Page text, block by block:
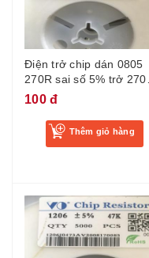
Điện trở chip dán 0805
270R sai số 5% trở 270R
smd
100 đ
Thêm giỏ hàng